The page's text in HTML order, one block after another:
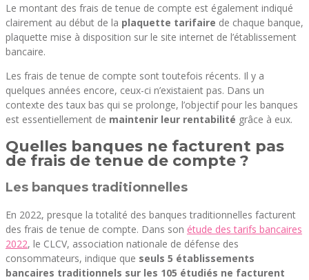
Le montant des frais de tenue de compte est également indiqué
clairement au début de la plaquette tarifaire de chaque banque,
plaquette mise à disposition sur le site internet de l’établissement
bancaire.
Les frais de tenue de compte sont toutefois récents. Il y a
quelques années encore, ceux-ci n’existaient pas. Dans un
contexte des taux bas qui se prolonge, l’objectif pour les banques
est essentiellement de maintenir leur rentabilité grâce à eux.
Quelles banques ne facturent pas
de frais de tenue de compte ?
Les banques traditionnelles
En 2022, presque la totalité des banques traditionnelles facturent
des frais de tenue de compte. Dans son étude des tarifs bancaires
2022, le CLCV, association nationale de défense des
consommateurs, indique que seuls 5 établissements
bancaires traditionnels sur les 105 étudiés ne facturent